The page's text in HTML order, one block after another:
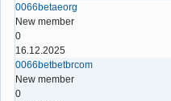
0066betaeorg
New member
0
16.12.2025
0066betbetbrcom
New member
0